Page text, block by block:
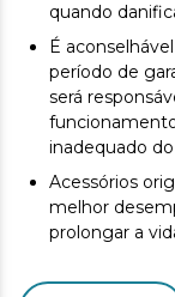
quando
É
período de
será
inadequado
Acessórios
melhor
prolongar a